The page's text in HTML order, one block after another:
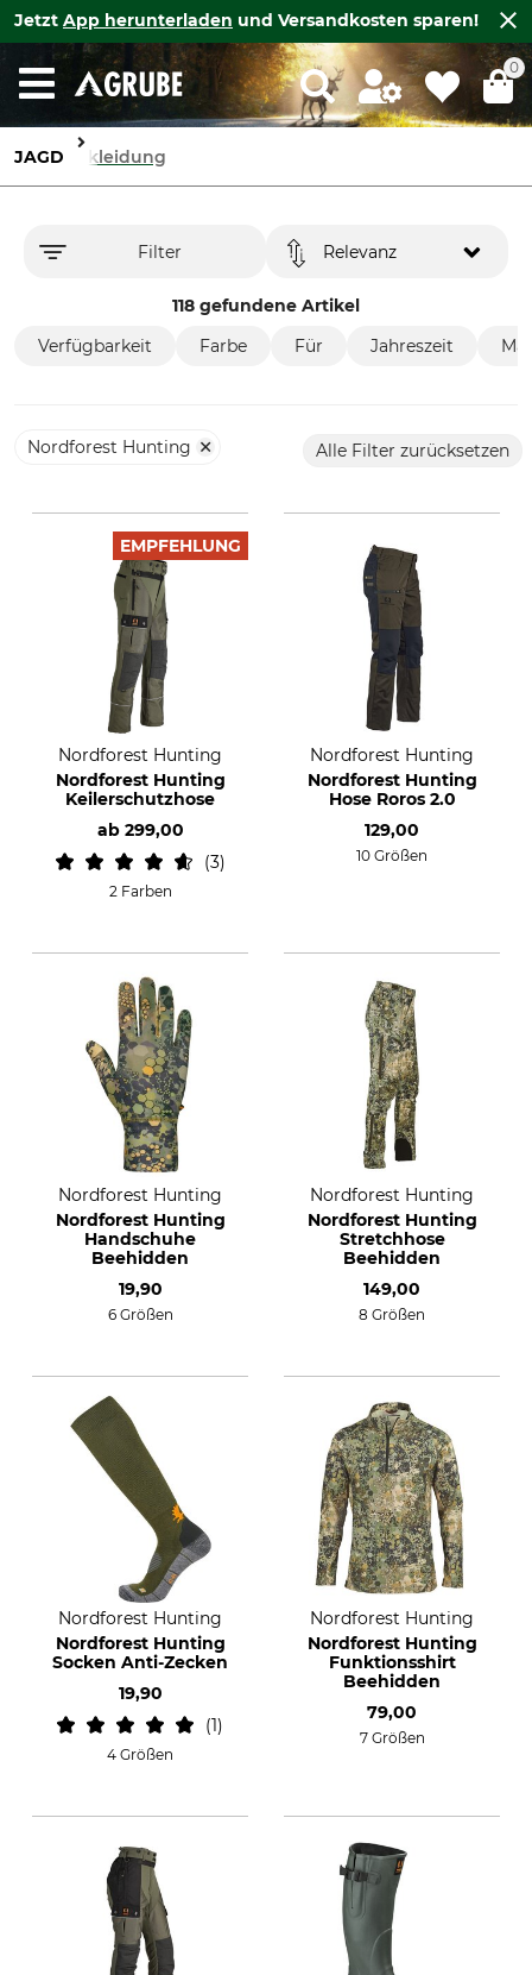
Jetzt App herunterladen und Versandkosten sparen!
0
JAGD Bekleidung
Filter
118 gefundene Artikel
Relevanz
Verfügbarkeit Farbe Für Jahreszeit
Nordforest Hunting Alle Filter zurücksetzen
EMPFEHLUNG
Nordforest Hunting
Nordforest Hunting
Keilerschutzhose
ab 299,00
3
2 Farben
Nordforest Hunting
Nordforest Hunting
Hose Roros 2.0
129,00
10 Größen
Nordforest Hunting
Nordforest Hunting
Handschuhe
Beehidden
19,90
6 Größen
Nordforest Hunting
Nordforest Hunting
Stretchhose
Beehidden
149,00
8 Größen
Nordforest Hunting
Nordforest Hunting
Socken Anti-Zecken
19,90
1
4 Größen
Nordforest Hunting
Nordforest Hunting
Funktionsshirt
Beehidden
79,00
7 Größen